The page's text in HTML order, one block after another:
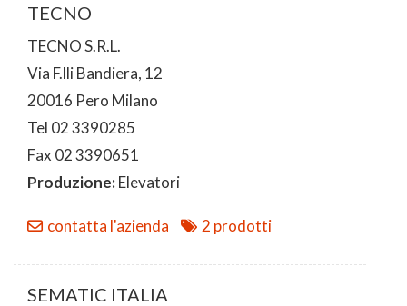
TECNO
TECNO S.R.L.
Via F.lli Bandiera, 12
20016 Pero Milano
Tel 02 3390285
Fax 02 3390651
Produzione:Elevatori
contatta l'azienda 2 prodotti
SEMATIC ITALIA